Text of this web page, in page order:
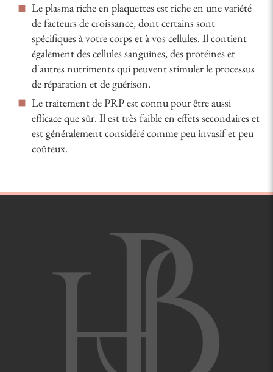
Le plasma riche en plaquettes est riche en une variété
de facteurs de croissance, dont certains sont
spécifiques à votre corps et à vos cellules. Il contient
également des cellules sanguines, des protéines et
d'autres nutriments qui peuvent stimuler le processus
de réparation et de guérison.
Le traitement de PRP est connu pour être aussi
efficace que sûr. Il est très faible en effets secondaires et
est généralement considéré comme peu invasif et peu
coûteux.